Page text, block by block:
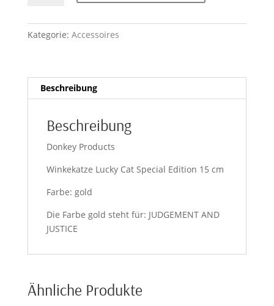
Special
Edition
Kategorie: Accessoires
Beschreibung
Beschreibung
Donkey Products
Winkekatze Lucky Cat Special Edition 15 cm
Farbe: gold
Die Farbe gold steht für: JUDGEMENT AND
JUSTICE
Ähnliche Produkte